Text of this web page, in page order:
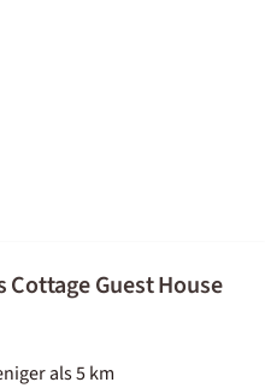
Guest House
als 5 km